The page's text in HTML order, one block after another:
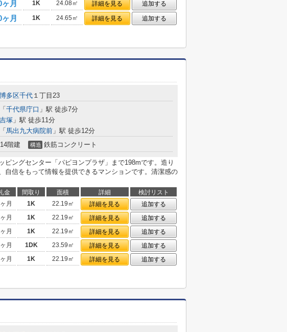
ヶ月 1K 24.08㎡ 詳細を見る
追加する
ヶ月 1K 24.65㎡ 詳細を見る 追加する
多区千代 １丁目23
「 千代県庁口 」駅 徒歩7分
吉塚 」駅 徒歩11分
「 馬出九大病院前 」駅 徒歩12分
14階建 構造 鉄筋コンクリート
ピングセンター「パピヨンプラザ」まで198mです。造り
自信をもって情報を提供できるマンションです。清潔感の
金 間取り 面積 詳細
検討リスト
月 1K 22.19㎡ 詳細を見る
追加する
月 1K 22.19㎡ 詳細を見る
追加する
月 1K 22.19㎡ 詳細を見る
追加する
月 1DK 23.59㎡ 詳細を見る
追加する
月 1K 22.19㎡ 詳細を見る 追加する